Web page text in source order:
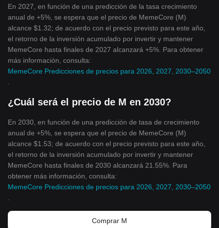
En 2027, en función de una predicción de la tasa crecimiento
anual de +5%, se espera que el precio de MemeCore (M)
alcance $1.32; de acuerdo con el precio previsto para este año,
el retorno de la inversión acumulado por invertir y mantener
MemeCore hasta finales de 2027 alcanzará +5%. Para obtener
más información, consulta:
MemeCore Predicciones de precios para 2026, 2027, 2030–2050
¿Cuál será el precio de M en 2030?
En 2030, en función de una predicción de tasa de crecimiento
anual de +5%, se espera que el precio de MemeCore (M)
alcance $1.53; de acuerdo con el precio previsto para este año,
el retorno de la inversión acumulado por invertir y mantener
MemeCore hasta finales de 2030 alcanzará 21.55%. Para
obtener más información, consulta:
MemeCore Predicciones de precios para 2026, 2027, 2030–2050
Comprar M